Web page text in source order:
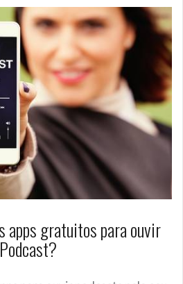
apps gratuitos para ouvir
Podcast?